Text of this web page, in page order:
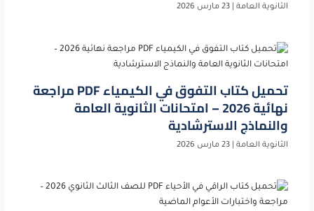
الثانوية العامة| 23 مارس 2026
تحميل كتاب التفوق في الكيمياء PDF مراجعة
نهائية 2026 – امتحانات الثانوية العامة
والنماذج الاسترشادية
الثانوية العامة| 23 مارس 2026